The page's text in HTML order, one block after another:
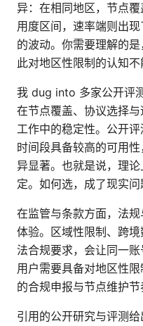
异：在相同地区，节点
用度区间，速率端则出
的波动。你需要理解的
此对地区性限制的认知不
我 dug into 多家公开评
在节点覆盖、协议选择
工作中的稳定性。公开
时间段具备较高的可用
异显著。也就是说，理
定。如何选，成了现实问
在监管与条款方面，法
体验。区域性限制、跨
法合规要求，会让同一账
用户需要具备对地区性
的合规申报与节点维护节
引用的公开研究与评测